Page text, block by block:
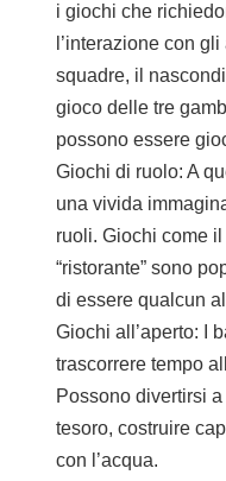
i giochi che
l’interazione con
squadre, il
gioco delle tre
possono essere
Giochi di ruolo: A
una vivida
ruoli. Giochi come il
“ristorante” sono
di essere qualcun
Giochi all’aperto: I
trascorrere tempo
Possono divertirsi
tesoro, costruire
con l’acqua.